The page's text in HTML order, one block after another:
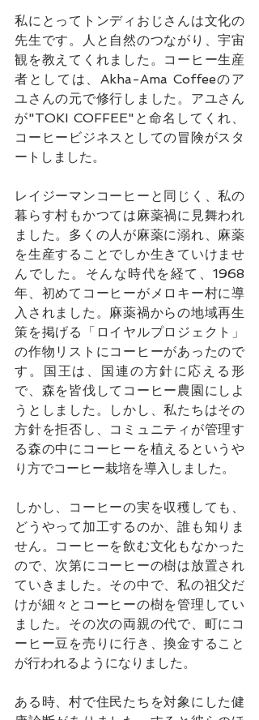
私にとってトンディおじさんは文化の
先生です。人と自然のつながり、宇宙
観を教えてくれました。コーヒー生産
者としては、Akha-Ama Coffeeのア
ユさんの元で修行しました。アユさん
が"TOKI COFFEE"と命名してくれ、
コーヒービジネスとしての冒険がスタ
ートしました。
レイジーマンコーヒーと同じく、私の
暮らす村もかつては麻薬禍に見舞われ
ました。多くの人が麻薬に溺れ、麻薬
を生産することでしか生きていけませ
んでした。そんな時代を経て、1968
年、初めてコーヒーがメロキー村に導
入されました。麻薬禍からの地域再生
策を掲げる「ロイヤルプロジェクト」
の作物リストにコーヒーがあったので
す。国王は、国連の方針に応える形
で、森を皆伐してコーヒー農園にしよ
うとしました。しかし、私たちはその
方針を拒否し、コミュニティが管理す
る森の中にコーヒーを植えるというや
り方でコーヒー栽培を導入しました。
しかし、コーヒーの実を収穫しても、
どうやって加工するのか、誰も知りま
せん。コーヒーを飲む文化もなかった
ので、次第にコーヒーの樹は放置され
ていきました。その中で、私の祖父だ
けが細々とコーヒーの樹を管理してい
ました。その次の両親の代で、町にコ
ーヒー豆を売りに行き、換金すること
が行われるようになりました。
ある時、村で住民たちを対象にした健